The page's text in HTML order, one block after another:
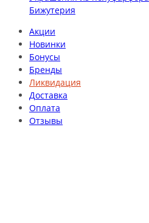
Бижутерия
Акции
Новинки
Бонусы
Бренды
Ликвидация
Доставка
Оплата
Отзывы